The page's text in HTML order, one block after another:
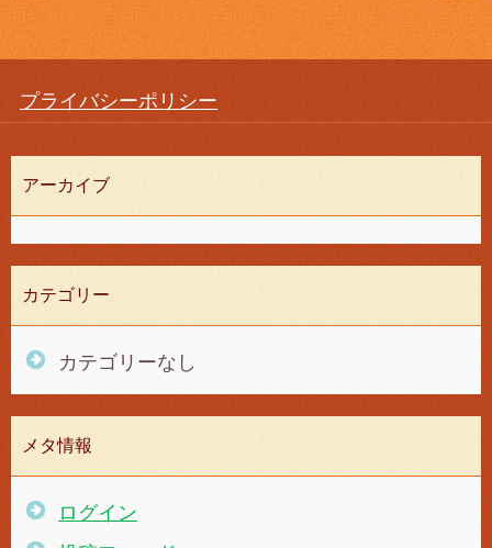
プライバシーポリシー
アーカイブ
カテゴリー
カテゴリーなし
メタ情報
ログイン